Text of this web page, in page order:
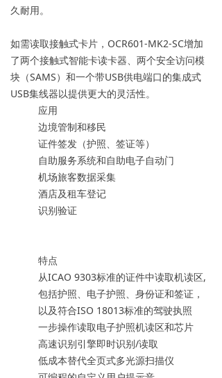
久耐用。
如需读取接触式卡片，OCR601-MK2-SC增加
了两个接触式智能卡读卡器、两个安全访问模
块（SAMS）和一个带USB供电端口的集成式
USB集线器以提供更大的灵活性。
应用
边境管制和移民
证件签发（护照、签证等）
自助服务系统和自助电子自动门
机场旅客数据采集
酒店及租车登记
识别验证
特点
从ICAO 9303标准的证件中读取机读区,
包括护照、电子护照、身份证和签证，
以及符合ISO 18013标准的驾驶执照
一步操作读取电子护照机读区和芯片
高速识别引擎即时识别/读取
低成本替代全页式多光源扫描仪